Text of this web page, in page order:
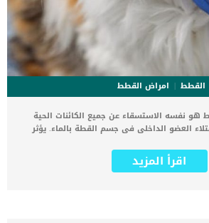
القطط
امراض القطط
هو نفسه الاستسقاء عن جميع الكائنات الحية
العضو الداخلى فى جسم القطة بالماء. يؤثر
كما ان الاستسقاء – المعروف أيضًا باسم الانصباب
في البطن ، مما يؤدي أحيانًا إلى انتفاخ
اقرأ المزيد